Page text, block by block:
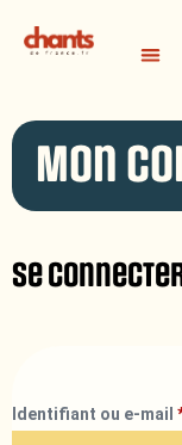
Mon
Se
Identifiant ou e-mail